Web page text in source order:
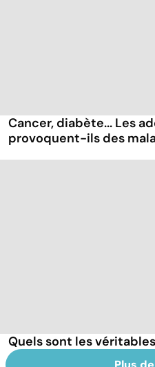
Cancer, diabète... Les
provoquent-ils des
Quels sont les